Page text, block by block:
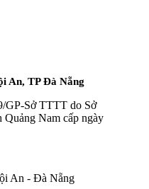
An, TP Đà Nẵng
GP-Sở TTTT do Sở
Nam cấp ngày
An - Đà Nẵng